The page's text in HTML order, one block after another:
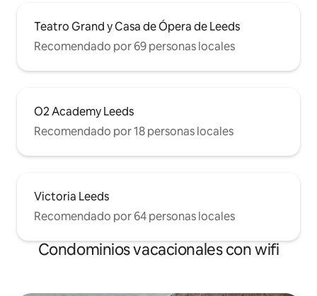
Teatro Grand y Casa de Ópera de Leeds
Recomendado por 69 personas locales
O2 Academy Leeds
Recomendado por 18 personas locales
Victoria Leeds
Recomendado por 64 personas locales
Condominios vacacionales con wifi